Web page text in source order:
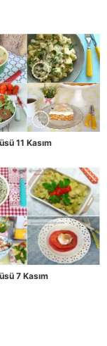
11 Kasım
7 Kasım